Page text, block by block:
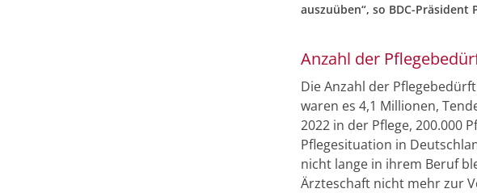
auszuüben“, so BDC-Präsident
Anzahl der
Die Anzahl der
waren es 4,1 Millionen,
2022 in der Pflege, 200.000
Pflegesituation in
nicht lange in ihrem Beruf
Ärzteschaft nicht mehr zur